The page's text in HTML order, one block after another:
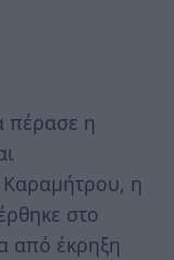
πέρασε η
η
στο
από έκρηξη